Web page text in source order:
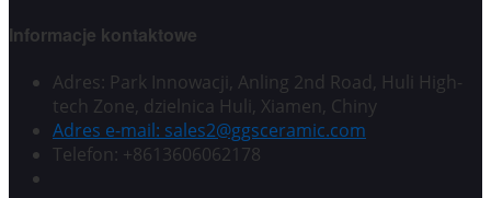
Informacje kontaktowe
Adres: Park Innowacji, Anling 2nd Road, Huli High-
tech Zone, dzielnica Huli, Xiamen, Chiny
Adres e-mail: sales2@ggsceramic.com
Telefon: +8613606062178